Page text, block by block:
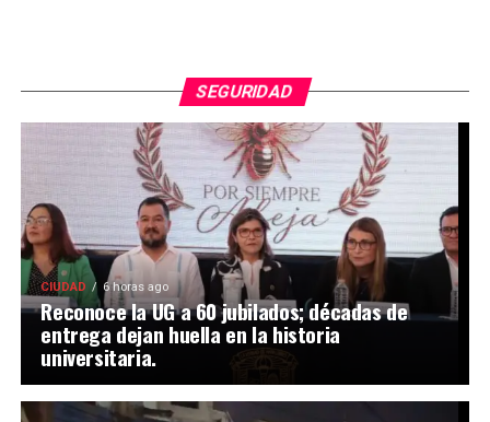
SEGURIDAD
CIUDAD 6 horas ago
Reconoce la UG a 60 jubilados; décadas de
entrega dejan huella en la historia
universitaria.